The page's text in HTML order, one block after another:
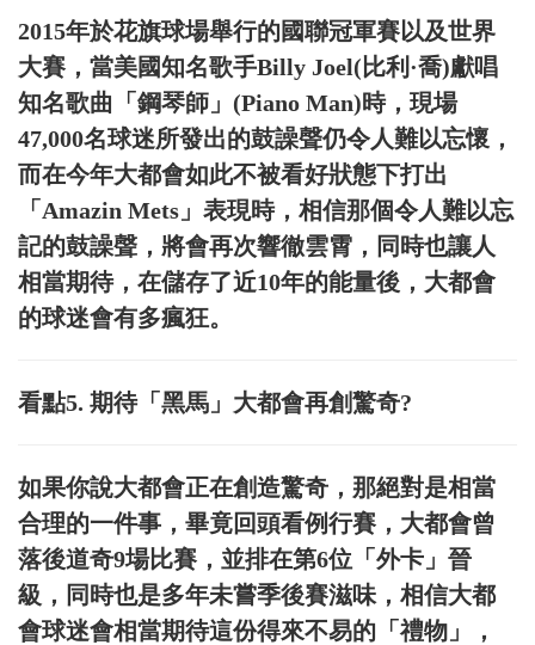
2015年於花旗球場舉行的國聯冠軍賽以及世界
大賽，當美國知名歌手Billy Joel(比利·喬)獻唱
知名歌曲「鋼琴師」(Piano Man)時，現場
47,000名球迷所發出的鼓譟聲仍令人難以忘懷，
而在今年大都會如此不被看好狀態下打出
「Amazin Mets」表現時，相信那個令人難以忘
記的鼓譟聲，將會再次響徹雲霄，同時也讓人
相當期待，在儲存了近10年的能量後，大都會
的球迷會有多瘋狂。
看點5. 期待「黑馬」大都會再創驚奇?
如果你說大都會正在創造驚奇，那絕對是相當
合理的一件事，畢竟回頭看例行賽，大都會曾
落後道奇9場比賽，並排在第6位「外卡」晉
級，同時也是多年未嘗季後賽滋味，相信大都
會球迷會相當期待這份得來不易的「禮物」，